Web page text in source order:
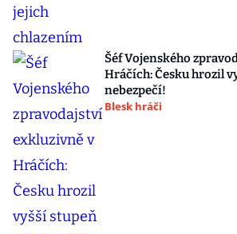
Šéf Vojenského
Hráčích: Česku hrozil
nebezpečí!
Blesk hráči